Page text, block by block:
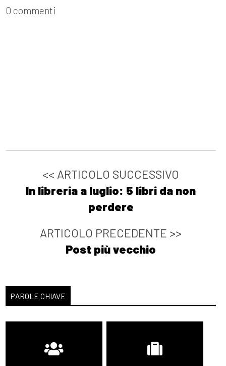
0 commenti
<< ARTICOLO SUCCESSIVO
In libreria a luglio: 5 libri da non
perdere
ARTICOLO PRECEDENTE >>
Post più vecchio
PAROLE CHIAVE